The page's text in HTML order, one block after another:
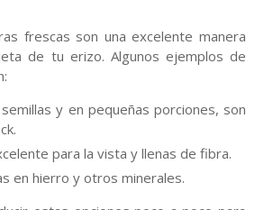
frescas son una excelente manera
de tu erizo. Algunos ejemplos de
semillas y en pequeñas porciones, son
para la vista y llenas de fibra.
en hierro y otros minerales.